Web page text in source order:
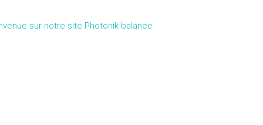
sur notre site Photonik-balance